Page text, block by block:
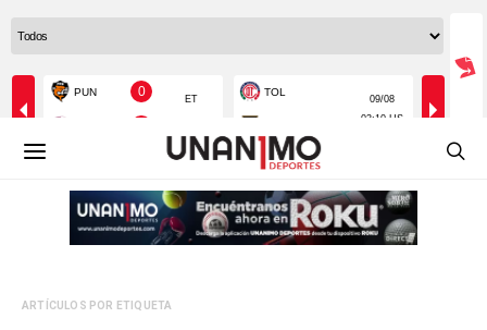
ARTÍCULOS POR ETIQUETA